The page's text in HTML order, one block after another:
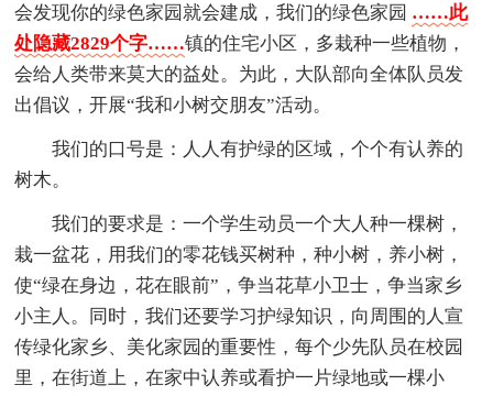
会发现你的绿色家园就会建成，我们的绿色家园 ……此
处隐藏2829个字……镇的住宅小区，多栽种一些植物，
会给人类带来莫大的益处。为此，大队部向全体队员发
出倡议，开展“我和小树交朋友”活动。
我们的口号是：人人有护绿的区域，个个有认养的
树木。
我们的要求是：一个学生动员一个大人种一棵树，
栽一盆花，用我们的零花钱买树种，种小树，养小树，
使“绿在身边，花在眼前”，争当花草小卫士，争当家乡
小主人。同时，我们还要学习护绿知识，向周围的人宣
传绿化家乡、美化家园的重要性，每个少先队员在校园
里，在街道上，在家中认养或看护一片绿地或一棵小